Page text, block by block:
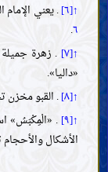
↑[٦] . يعني
٦.
↑[٧]
. زهرة جميلة
«داليا».
↑[٨] . القبو
↑[٩] . «الْمِكْبَسُ»
الأشكال